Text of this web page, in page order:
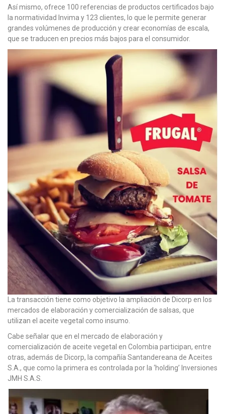
Así mismo, ofrece 100 referencias de productos certificados bajo
la normatividad Invima y 123 clientes, lo que le permite generar
grandes volúmenes de producción y crear economías de escala,
que se traducen en precios más bajos para el consumidor.
La transacción tiene como objetivo la ampliación de Dicorp en los
mercados de elaboración y comercialización de salsas, que
utilizan el aceite vegetal como insumo.
Cabe señalar que en el mercado de elaboración y
comercialización de aceite vegetal en Colombia participan, entre
otras, además de Dicorp, la compañía Santandereana de Aceites
S.A., que como la primera es controlada por la ‘holding’ Inversiones
JMH S.A.S.